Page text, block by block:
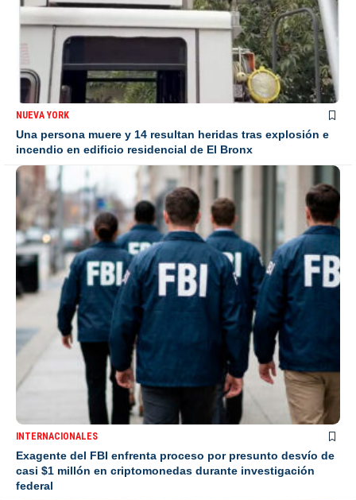
NUEVA YORK
Una persona muere y 14 resultan heridas tras explosión e
incendio en edificio residencial de El Bronx
INTERNACIONALES
Exagente del FBI enfrenta proceso por presunto desvío de
casi $1 millón en criptomonedas durante investigación
federal